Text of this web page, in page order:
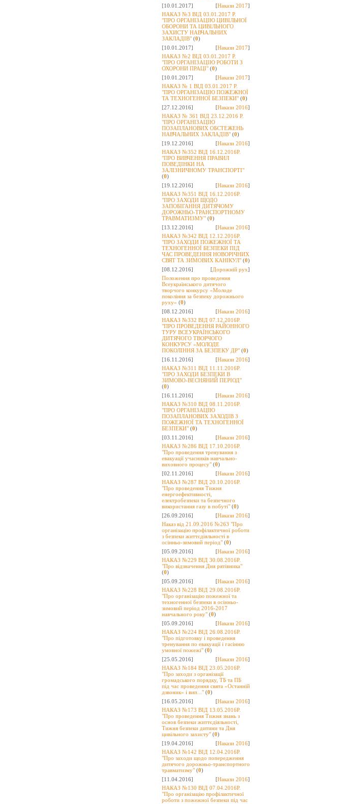
[10.01.2017]
[Накази 2017]
НАКАЗ №3 ВІД 03.01.2017 Р.
"ПРО ОРГАНІЗАЦІЮ ЦИВІЛЬНОЇ
ОБОРОНИ ТА ЦИВІЛЬНОГО
ЗАХИСТУ НАВЧАЛЬНИХ
ЗАКЛАДІВ" (0)
[10.01.2017]
[Накази 2017]
НАКАЗ №2 ВІД 03.01.2017 Р.
"ПРО ОРГАНІЗАЦІЮ РОБОТИ З
ОХОРОНИ ПРАЦІ" (0)
[10.01.2017]
[Накази 2017]
НАКАЗ № 1 ВІД 03.01.2017 Р.
"ПРО ОРГАНІЗАЦІЮ ПОЖЕЖНОЇ
ТА ТЕХНОГЕННОЇ БЕЗПЕКИ" (0)
[27.12.2016]
[Накази 2016]
НАКАЗ № 361 ВІД 23.12.2016 Р.
"ПРО ОРГАНІЗАЦІЮ
ПОЗАПЛАНОВИХ ОБСТЕЖЕНЬ
НАВЧАЛЬНИХ ЗАКЛАДІВ" (0)
[19.12.2016]
[Накази 2016]
НАКАЗ №352 ВІД 16.12.2016Р.
"ПРО ВИВЧЕННЯ ПРАВИЛ
ПОВЕДІНКИ НА
ЗАЛІЗНИЧНОМУ ТРАНСПОРТІ"
(0)
[19.12.2016]
[Накази 2016]
НАКАЗ №351 ВІД 16.12.2016Р.
"ПРО ЗАХОДИ ЩОДО
ЗАПОБІГАННЯ ДИТЯЧОМУ
ДОРОЖНЬО-ТРАНСПОРТНОМУ
ТРАВМАТИЗМУ" (0)
[13.12.2016]
[Накази 2016]
НАКАЗ №342 ВІД 12.12.2016Р.
"ПРО ЗАХОДИ ПОЖЕЖНОЇ ТА
ТЕХНОГЕННОЇ БЕЗПЕКИ ПІД
ЧАС ПРОВЕДЕННЯ НОВОРІЧНИХ
СВЯТ ТА ЗИМОВИХ КАНІКУЛ" (0)
[08.12.2016]
[Дорожній рух]
Положення про проведення
Всеукраїнського дитячого
творчого конкурсу «Молоде
покоління за безпеку дорожнього
руху» (0)
[08.12.2016]
[Накази 2016]
НАКАЗ №332 ВІД 07.12.2016Р.
"ПРО ПРОВЕДЕННЯ РАЙОННОГО
ТУРУ ВСЕУКРАЇНСЬКОГО
ДИТЯЧОГО ТВОРЧОГО
КОНКУРСУ «МОЛОДЕ
ПОКОЛІННЯ ЗА БЕЗПЕКУ ДР" (0)
[16.11.2016]
[Накази 2016]
НАКАЗ №311 ВІД 11.11.2016Р.
"ПРО ЗАХОДИ БЕЗПЕКИ В
ЗИМОВО-ВЕСНЯНИЙ ПЕРІОД"
(0)
[16.11.2016]
[Накази 2016]
НАКАЗ №310 ВІД 08.11.2016Р.
"ПРО ОРГАНІЗАЦІЮ
ПОЗАПЛАНОВИХ ЗАХОДІВ З
ПОЖЕЖНОЇ ТА ТЕХНОГЕННОЇ
БЕЗПЕКИ" (0)
[03.11.2016]
[Накази 2016]
НАКАЗ №286 ВІД 17.10.2016Р.
"Про проведення тренування з
евакуації учасників навчально-
виховного процесу" (0)
[02.11.2016]
[Накази 2016]
НАКАЗ №287 ВІД 20.10.2016Р.
"Про проведення Тижня
енергоефективності,
електробезпеки та безпечного
використання газу в побуті" (0)
[26.09.2016]
[Накази 2016]
Наказ від 21.09.2016 №263 "Про
організацію профілактичної роботи
з безпеки життєдіяльності в
осінньо-зимовий період" (0)
[05.09.2016]
[Накази 2016]
НАКАЗ №229 ВІД 30.08.2016Р.
"Про відзначення Дня рятівника"
(0)
[05.09.2016]
[Накази 2016]
НАКАЗ №228 ВІД 29.08.2016Р.
"Про організацію пожежної та
техногенної безпеки в осінньо-
зимовий період 2016-2017
навчального року" (0)
[05.09.2016]
[Накази 2016]
НАКАЗ №224 ВІД 26.08.2016Р.
"Про підготовку і проведення
тренування по евакуації і гасінню
умовної пожежі" (0)
[25.05.2016]
[Накази 2016]
НАКАЗ №184 ВІД 23.05.2016Р.
"Про заходи з організації
громадського порядку, ТБ та ПБ
під час проведення свята «Останній
дзвоник» і вип..." (0)
[16.05.2016]
[Накази 2016]
НАКАЗ №173 ВІД 13.05.2016Р.
"Про проведення Тижня знань з
основ безпеки життєдіяльності,
Тижня безпеки дитини та Дня
цивільного захисту" (0)
[19.04.2016]
[Накази 2016]
НАКАЗ №142 ВІД 12.04.2016Р.
"Про заходи щодо попередження
дитячого дорожньо-транспортного
травматизму" (0)
[11.04.2016]
[Накази 2016]
НАКАЗ №130 ВІД 07.04.2016Р.
"Про організацію профілактичної
роботи з пожежної безпеки під час